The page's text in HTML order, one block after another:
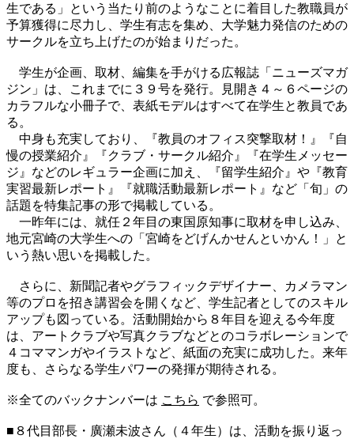
生である」という当たり前のようなことに着目した教職員が
予算獲得に尽力し、学生有志を集め、大学魅力発信のための
サークルを立ち上げたのが始まりだった。
学生が企画、取材、編集を手がける広報誌「ニューズマガ
ジン」は、これまでに３９号を発行。見開き４～６ページの
カラフルな小冊子で、表紙モデルはすべて在学生と教員であ
る。
中身も充実しており、『教員のオフィス突撃取材！』『自
慢の授業紹介』『クラブ・サークル紹介』『在学生メッセー
ジ』などのレギュラー企画に加え、『留学生紹介』や『教育
実習最新レポート』『就職活動最新レポート』など「旬」の
話題を特集記事の形で掲載している。
一昨年には、就任２年目の東国原知事に取材を申し込み、
地元宮崎の大学生への「宮崎をどげんかせんといかん！」と
いう熱い思いを掲載した。
さらに、新聞記者やグラフィックデザイナー、カメラマン
等のプロを招き講習会を開くなど、学生記者としてのスキル
アップも図っている。活動開始から８年目を迎える今年度
は、アートクラブや写真クラブなどとのコラボレーションで
４コママンガやイラストなど、紙面の充実に成功した。来年
度も、さらなる学生パワーの発揮が期待される。
※全てのバックナンバーは こちら で参照可。
■８代目部長・廣瀬未波さん（４年生）は、活動を振り返っ